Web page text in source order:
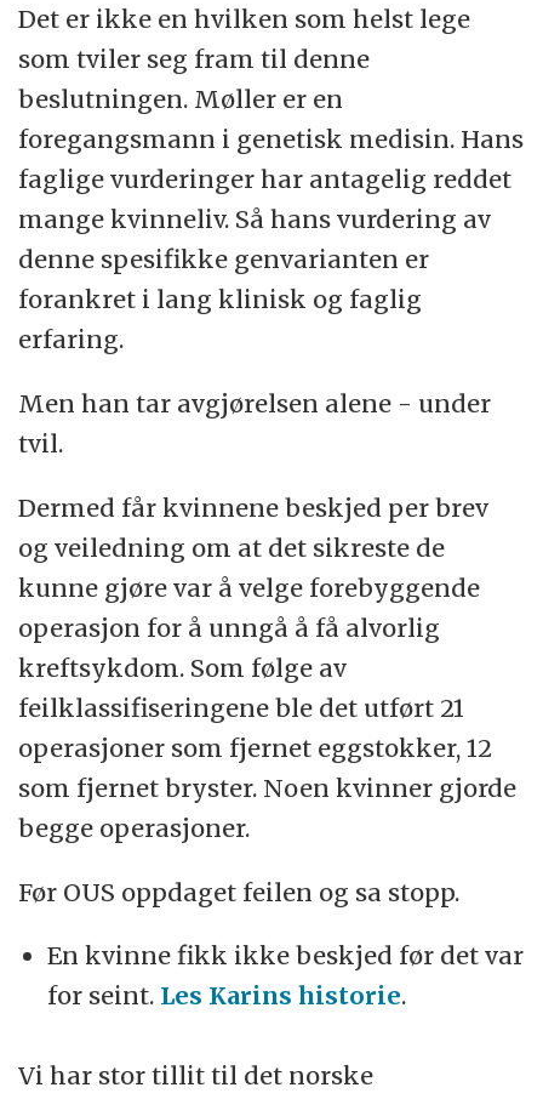
Det er ikke en hvilken som helst lege
som tviler seg fram til denne
beslutningen. Møller er en
foregangsmann i genetisk medisin. Hans
faglige vurderinger har antagelig reddet
mange kvinneliv. Så hans vurdering av
denne spesifikke genvarianten er
forankret i lang klinisk og faglig
erfaring.
Men han tar avgjørelsen alene - under
tvil.
Dermed får kvinnene beskjed per brev
og veiledning om at det sikreste de
kunne gjøre var å velge forebyggende
operasjon for å unngå å få alvorlig
kreftsykdom. Som følge av
feilklassifiseringene ble det utført 21
operasjoner som fjernet eggstokker, 12
som fjernet bryster. Noen kvinner gjorde
begge operasjoner.
Før OUS oppdaget feilen og sa stopp.
En kvinne fikk ikke beskjed før det var
for seint. Les Karins historie.
Vi har stor tillit til det norske